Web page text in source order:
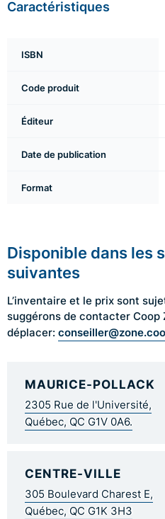
Caractéristiques
ISBN
Code produit
Éditeur
Date de publication
Format
Disponible dans les
suivantes
L’inventaire et le prix sont
suggérons de contacter Coop
déplacer:
MAURICE-POLLACK
2305 Rue de l'Université,
Québec, QC G1V 0A6.
CENTRE-VILLE
305 Boulevard Charest E,
Québec, QC G1K 3H3